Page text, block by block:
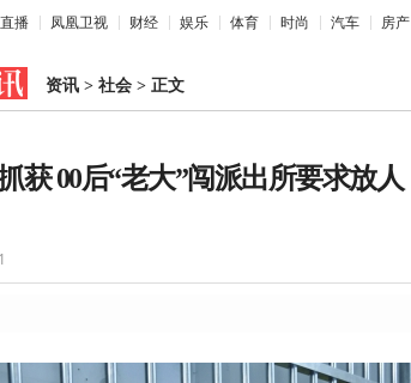
直播 凤凰卫视 财经 娱乐 体育 时尚 汽车 房产
资讯 > 社会 > 正文
获 00后“老大”闯派出所要求放人